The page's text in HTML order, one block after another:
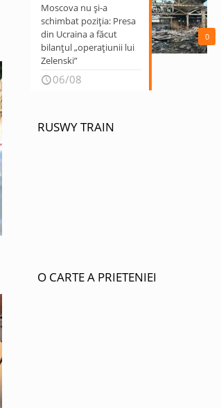
0
Moscova nu și-a
schimbat poziția: Presa
din Ucraina a făcut
bilanțul „operațiunii lui
Zelenski”
06/08
RUSWY TRAIN
O CARTE A PRIETENIEI